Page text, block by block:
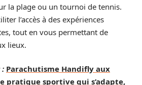
la plage ou un tournoi de tennis.
l’accès à des expériences
tout en vous permettant de
lieux.
: Parachutisme Handifly aux
pratique sportive qui s’adapte,